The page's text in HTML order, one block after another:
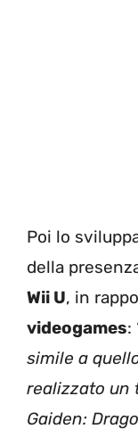
Poi lo
della
Wii U, in
videogames:
simile a
realizzato un
Gaiden: